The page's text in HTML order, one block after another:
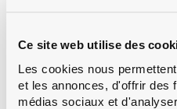
Ce site web utilise des
Les cookies nous
et les annonces, d'offrir des
médias sociaux et
SUISSE
+41 79 393